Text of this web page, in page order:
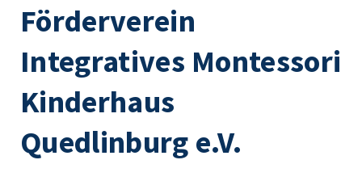
Förderverein
Integratives Montessori
Kinderhaus
Quedlinburg e.V.